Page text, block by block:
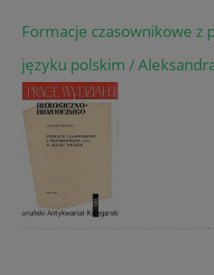
Formacje czasownikowe z
języku polskim /